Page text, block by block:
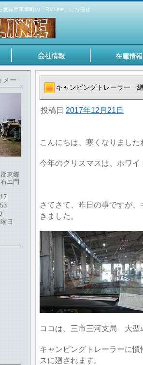
愛知県東郷町の「RV Line」にお任せ
メー
東郷
エ門
日
キャンピングトレーラー
投稿日 2017年12月21日
こんにちは、寒くなりました
今年のクリスマスは、ホワ
さてさて、昨日の事ですが
きました。
ココは、三市三河支局 大型
キャンピングトレーラーに
スに廻されます。